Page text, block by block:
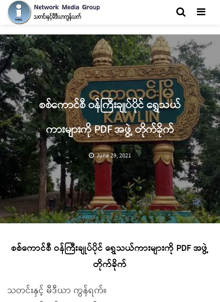
စစ်ကောင်စီ ဝန်ကြီးချုပ်ပိုင် ရွှေသယ်
ကားများကို PDF အဖွဲ့ တိုက်ခိုက်
June 29, 2021
စစ်ကောင်စီ ဝန်ကြီးချုပ်ပိုင် ရွှေသယ်ကားများကို PDF အဖွဲ့
တိုက်ခိုက်
သတင်းနှင့် မီဒီယာ ကွန်ရက်။